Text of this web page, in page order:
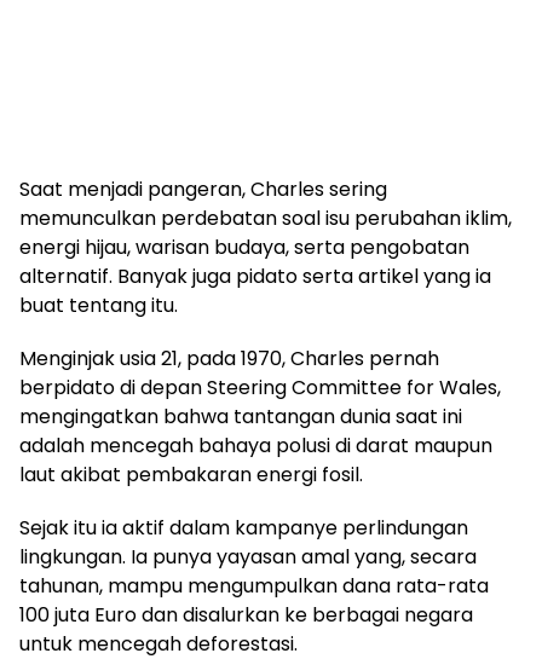
Saat menjadi pangeran, Charles sering
memunculkan perdebatan soal isu perubahan iklim,
energi hijau, warisan budaya, serta pengobatan
alternatif. Banyak juga pidato serta artikel yang ia
buat tentang itu.
Menginjak usia 21, pada 1970, Charles pernah
berpidato di depan Steering Committee for Wales,
mengingatkan bahwa tantangan dunia saat ini
adalah mencegah bahaya polusi di darat maupun
laut akibat pembakaran energi fosil.
Sejak itu ia aktif dalam kampanye perlindungan
lingkungan. Ia punya yayasan amal yang, secara
tahunan, mampu mengumpulkan dana rata-rata
100 juta Euro dan disalurkan ke berbagai negara
untuk mencegah deforestasi.